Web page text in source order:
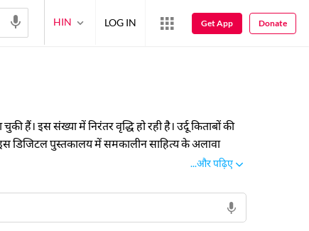
इस संख्या में निरंतर वृद्धि हो रही है। उर्दू किताबों की
डिजिटल पुस्तकालय में समकालीन साहित्य के अलावा
पुस्तकें पढ़िए और अपने ज्ञान और अध्ययन को विस्तार
...और पढ़िए
HIN LOG IN Get App Donate